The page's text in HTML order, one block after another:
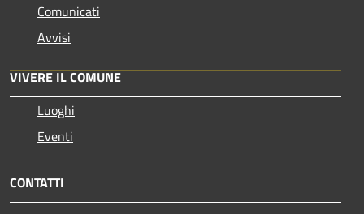
Comunicati
Avvisi
VIVERE IL COMUNE
Luoghi
Eventi
CONTATTI